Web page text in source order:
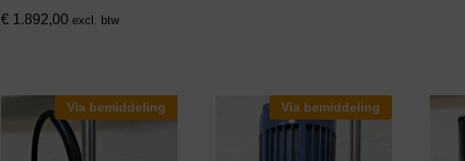
€1.892,00 excl. btw
Via bemiddeling Via bemiddeling